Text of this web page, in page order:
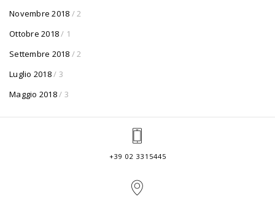
Novembre 2018 / 2
Ottobre 2018/ 1
Settembre 2018 / 2
Luglio 2018/ 3
Maggio 2018/ 3
+39 02 3315445